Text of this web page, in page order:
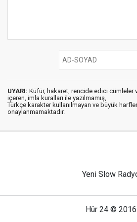
UYARI: Küfür, hakaret, rencide edici cümleler
içeren, imla kuralları ile yazılmamış,
Türkçe karakter kullanılmayan ve büyük
onaylanmamaktadır.
Yeni Slow
Hür 24 © 2016